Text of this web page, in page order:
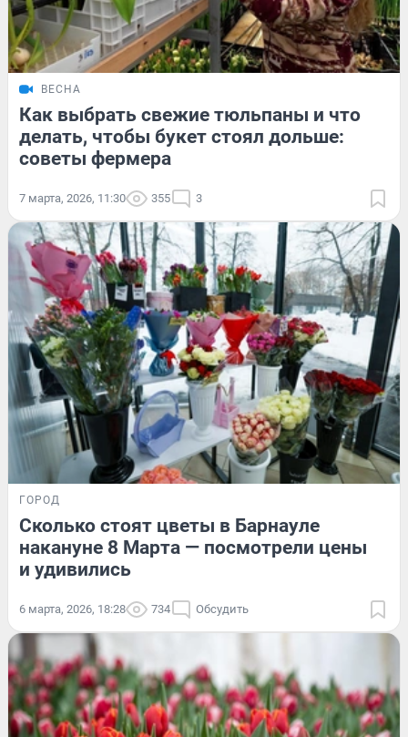
ВЕСНА
Как выбрать свежие тюльпаны и что
делать, чтобы букет стоял дольше:
советы фермера
7 марта, 2026, 11:30 355 3
ГОРОД
Сколько стоят цветы в Барнауле
накануне 8 Марта — посмотрели цены
и удивились
6 марта, 2026, 18:28 734 Обсудить